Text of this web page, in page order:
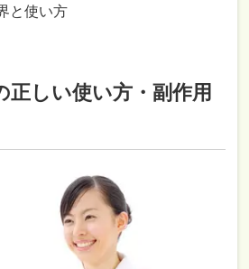
と使い方
正しい使い方・副作用